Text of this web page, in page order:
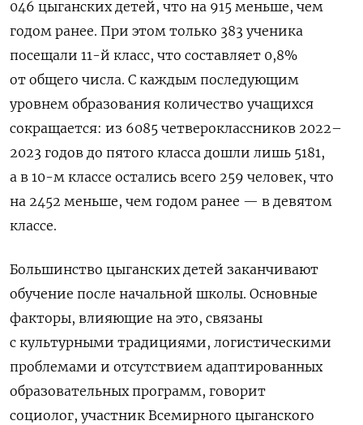
046 цыганских детей, что на 915 меньше, чем
годом ранее. При этом только 383 ученика
посещали 11-й класс, что составляет 0,8%
от общего числа. С каждым последующим
уровнем образования количество учащихся
сокращается: из 6085 четвероклассников 2022–
2023 годов до пятого класса дошли лишь 5181,
а в 10-м классе остались всего 259 человек, что
на 2452 меньше, чем годом ранее — в девятом
классе.
Большинство цыганских детей заканчивают
обучение после начальной школы. Основные
факторы, влияющие на это, связаны
с культурными традициями, логистическими
проблемами и отсутствием адаптированных
образовательных программ, говорит
социолог, участник Всемирного цыганского